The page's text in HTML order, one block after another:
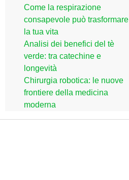
Come la respirazione
consapevole può trasformare
la tua vita
Analisi dei benefici del tè
verde: tra catechine e
longevità
Chirurgia robotica: le nuove
frontiere della medicina
moderna